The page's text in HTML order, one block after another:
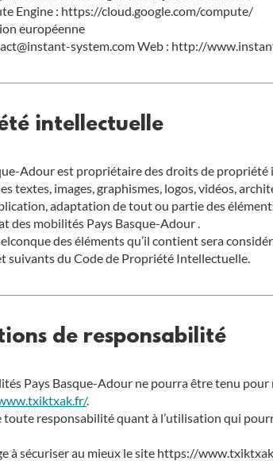
Engine : https://cloud.google.com/compute/
européenne
system.com Web : http://
intellectuelle
Adour est propriétaire des droits de
textes, images, graphismes, logos, vidéos,
adaptation de tout ou partie des
des mobilités Pays Basque-Adour .
des éléments qu’il contient sera
suivants du Code de Propriété Intellectuelle.
de responsabilité
Pays Basque-Adour ne pourra être tenu
.
toute responsabilité quant à l’utilisation qui
à sécuriser au mieux le site https://